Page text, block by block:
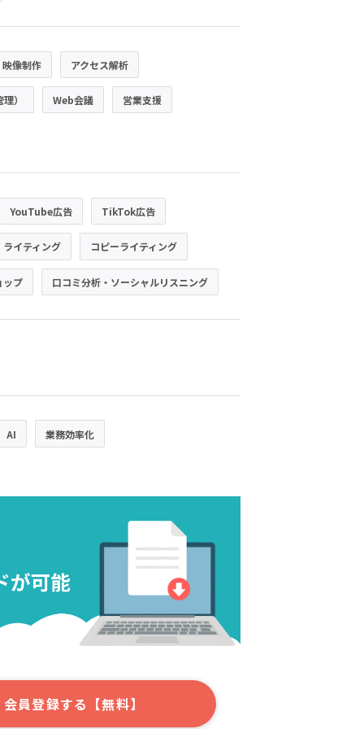
像制作 アクセス解析
） Web会議 営業支援
YouTube広告 TikTok広告
イティング コピーライティング
ップ 口コミ分析・ソーシャルリスニング
AI 業務効率化
会員登録する【無料】